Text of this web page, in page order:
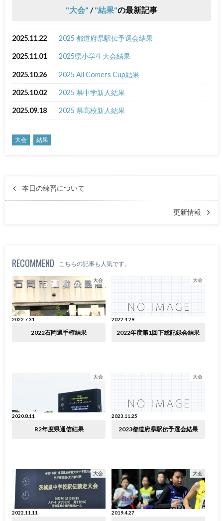
大会 / 結果 の最新記事
2025.11.22 2025 都道府県駅伝予選会結果
2025.11.01 2025県小学生大会結果
2025.10.26 2025 All Comers Cup結果
2025.10.02 2025 県中学新人結果
2025.09.18 2025 県高校新人結果
大会 結果
本日の練習について
更新情報
RECOMMEND こちらの記事も人気です。
大会
2022.7.31
2022石岡選手権結果
大会
2022.4.29
2022年度第1回下総記録会結果
大会
2020.8.11
R2年度県通信結果
大会
2023.11.25
2023都道府県駅伝予選会結果
大会
2022.11.11
大会
2019.4.27